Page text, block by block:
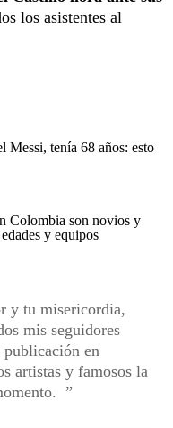
los asistentes al
Messi, tenía 68 años: esto
Colombia son novios y
y equipos
y tu misericordia,
mis seguidores
en
artistas y famosos la